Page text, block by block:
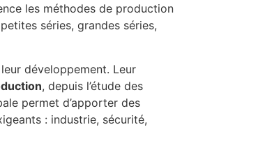
les méthodes de production
séries, grandes séries,
développement. Leur
, depuis l’étude des
permet d’apporter des
: industrie, sécurité,